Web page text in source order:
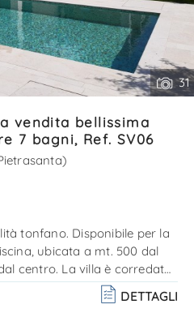
31
bellissima
7 bagni, Ref. SV06
tonfano. Disponibile per la
ubicata a mt. 500 dal
centro. La villa è corredata
auto,dependance grande
La proprietà è così
DETTAGLI